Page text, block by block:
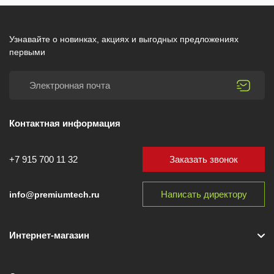
Узнавайте о новинках, акциях и выгодных предложениях
первыми
Контактная информация
+7 915 700 11 32
info@premiumtech.ru
Заказать звонок
Написать директору
Интернет-магазин